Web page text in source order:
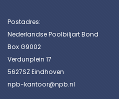
Postadres:
Nederlandse Poolbiljart Bond
Box G9002
Verdunplein 17
5627SZ Eindhoven
npb-kantoor@npb.nl